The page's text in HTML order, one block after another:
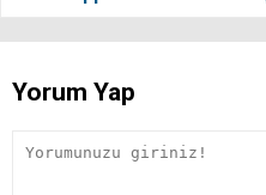
Yorum Yap